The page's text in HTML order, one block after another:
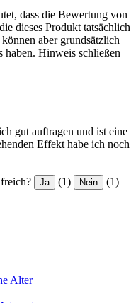
dass die Bewertung von
dieses Produkt tatsächlich
aber grundsätzlich
haben. Hinweis schließen
gut auftragen und ist eine
Effekt habe ich noch
Ja (1) Nein (1)
Alter